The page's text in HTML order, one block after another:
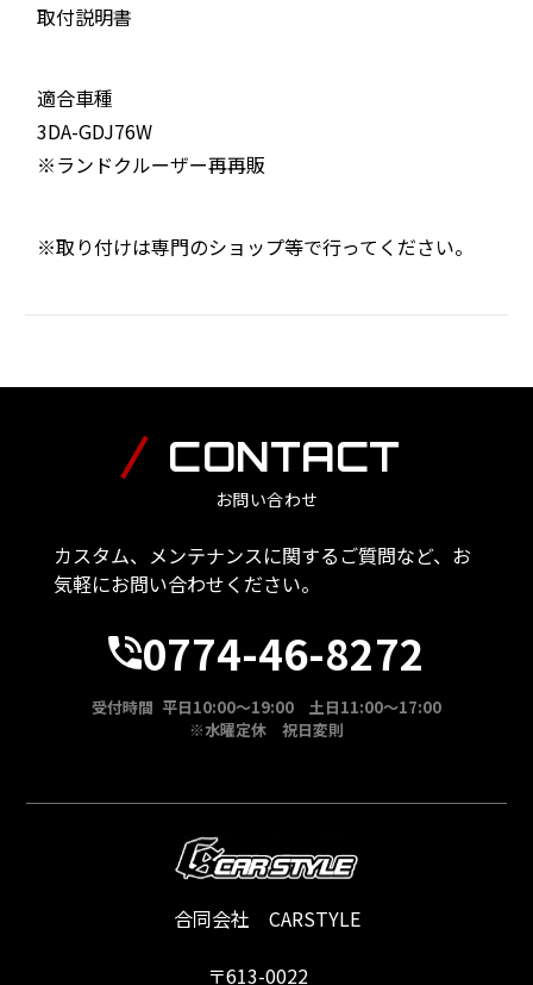
取付説明書
適合車種
3DA-GDJ76W
※ランドクルーザー再再販
※取り付けは専門のショップ等で行ってください。
CONTACT
お問い合わせ
カスタム、メンテナンスに関するご質問など、お
気軽にお問い合わせください。
0774-46-8272
受付時間 平日10:00～19:00 土日11:00～17:00
※水曜定休 祝日変則
合同会社 CARSTYLE
〒613-0022